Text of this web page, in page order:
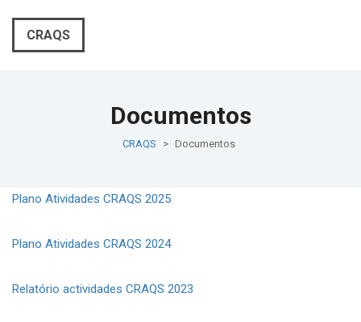
CRAQS
Documentos
CRAQS > Documentos
Plano Atividades CRAQS 2025
Plano Atividades CRAQS 2024
Relatório actividades CRAQS 2023